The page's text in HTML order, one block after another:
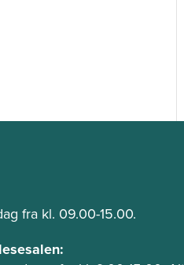
fra kl. 09.00-15.00.